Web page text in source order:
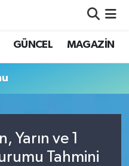
GÜNCEL MAGAZİN
Yarın ve 1
Tahmini